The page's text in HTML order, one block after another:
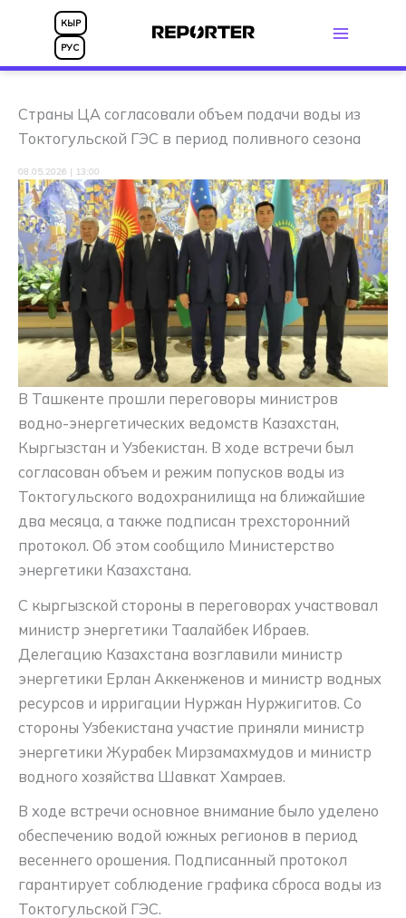
Перейти
содержимому
КЫР
РУС
Страны ЦА согласовали объем подачи воды из
Токтогульской ГЭС в период поливного сезона
08.05.2026 | 13:00
В Ташкенте прошли переговоры министров
водно-энергетических ведомств Казахстан,
Кыргызстан и Узбекистан. В ходе встречи был
согласован объем и режим попусков воды из
Токтогульского водохранилища на ближайшие
два месяца, а также подписан трехсторонний
протокол. Об этом сообщило Министерство
энергетики Казахстана.
С кыргызской стороны в переговорах участвовал
министр энергетики Таалайбек Ибраев.
Делегацию Казахстана возглавили министр
энергетики Ерлан Аккенженов и министр водных
ресурсов и ирригации Нуржан Нуржигитов. Со
стороны Узбекистана участие приняли министр
энергетики Журабек Мирзамахмудов и министр
водного хозяйства Шавкат Хамраев.
В ходе встречи основное внимание было уделено
обеспечению водой южных регионов в период
весеннего орошения. Подписанный протокол
гарантирует соблюдение графика сброса воды из
Токтогульской ГЭС.